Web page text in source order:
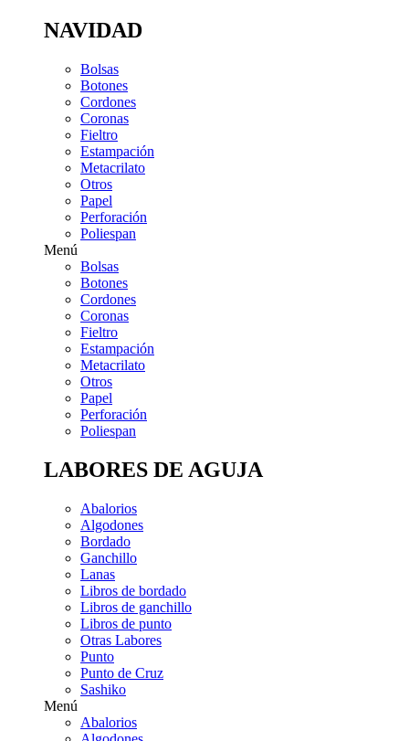
NAVIDAD
Bolsas
Botones
Cordones
Coronas
Fieltro
Estampación
Metacrilato
Otros
Papel
Perforación
Poliespan
Menú
Bolsas
Botones
Cordones
Coronas
Fieltro
Estampación
Metacrilato
Otros
Papel
Perforación
Poliespan
LABORES DE AGUJA
Abalorios
Algodones
Bordado
Ganchillo
Lanas
Libros de bordado
Libros de ganchillo
Libros de punto
Otras Labores
Punto
Punto de Cruz
Sashiko
Menú
Abalorios